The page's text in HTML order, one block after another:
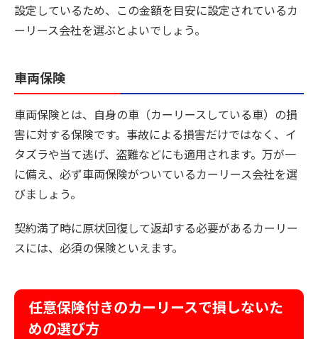
設定しているため、この金額を目安に設定されているカ
ーリース会社を選ぶとよいでしょう。
車両保険
車両保険とは、自身の車（カーリースしている車）の損
害に対する保険です。事故による損害だけではなく、イ
タズラや当て逃げ、盗難などにも適用されます。万が一
に備え、必ず車両保険がついているカーリース会社を選
びましょう。
契約満了時に原状回復して返却する必要があるカーリー
スには、必須の保険といえます。
任意保険付きのカーリースで損しないた
めの選び方